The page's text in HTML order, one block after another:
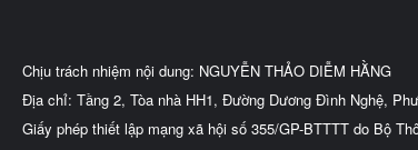
Chịu trách nhiệm nội dung: NGUYỄN THẢO DIỄM HẰNG
Địa chỉ: Tầng 2, Tòa nhà HH1, Đường Dương Đình Nghệ,
Giấy phép thiết lập mạng xã hội số 355/GP-BTTTT do Bộ